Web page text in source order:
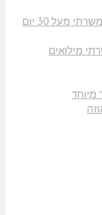
מילואים
מיוחד